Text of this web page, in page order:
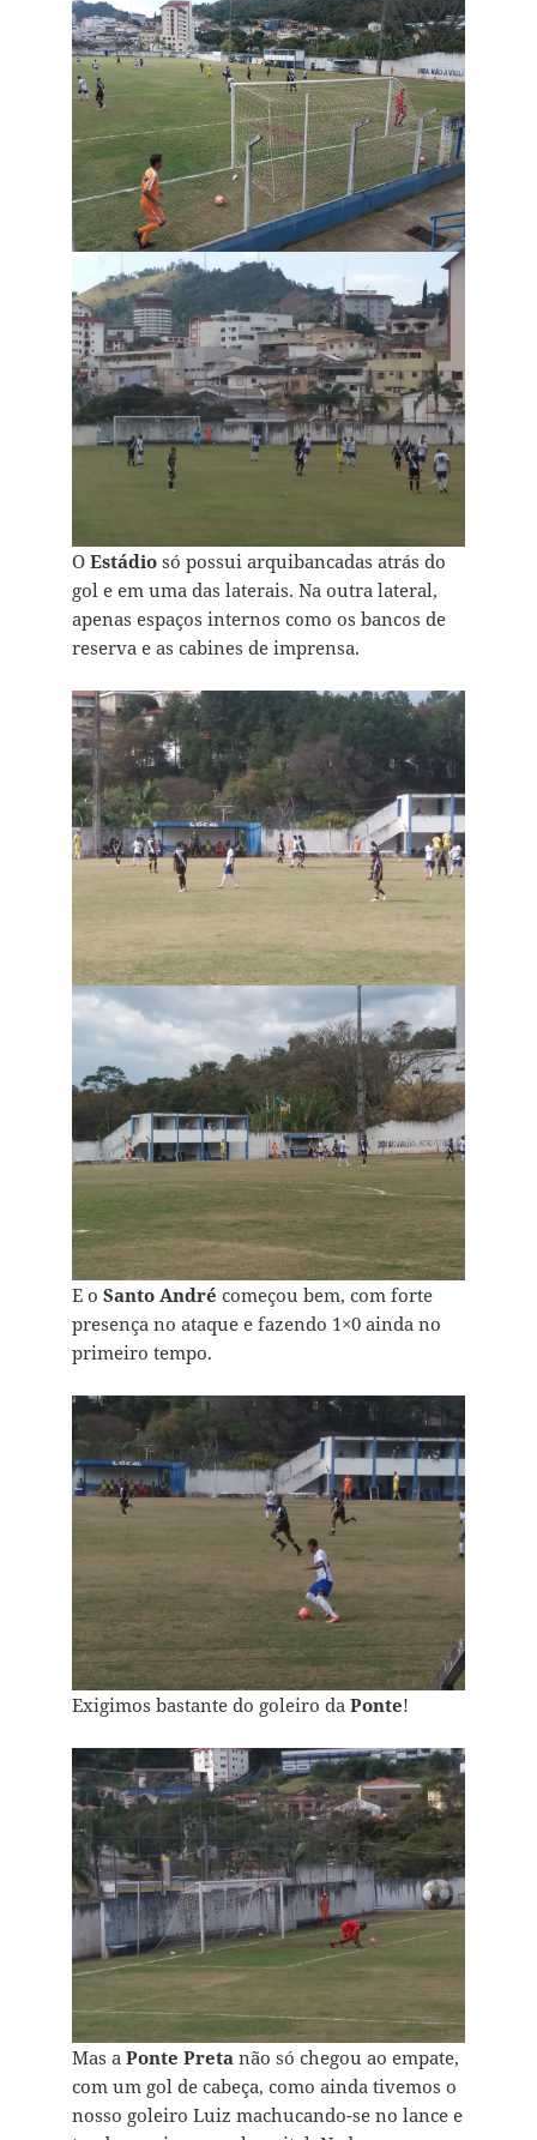
O Estádiosó possui arquibancadas atrás do
gol e em uma das laterais. Na outra lateral,
apenas espaços internos como os bancos de
reserva e as cabines de imprensa.
E o Santo André começou bem, com forte
presença no ataque e fazendo 1×0 ainda no
primeiro tempo.
Exigimos bastante do goleiro da Ponte!
Mas a Ponte Pretanão só chegou ao empate,
com um gol de cabeça, como ainda tivemos o
nosso goleiro Luiz machucando-se no lance e